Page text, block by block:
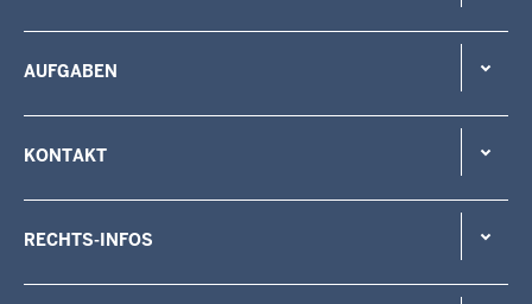
AUFGABEN
KONTAKT
RECHTS-INFOS